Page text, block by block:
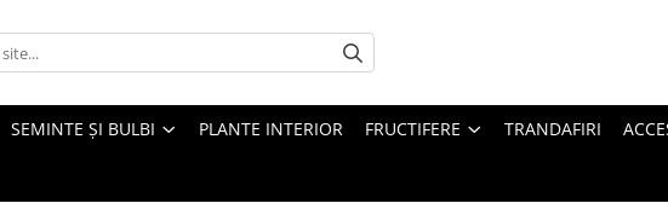
SEMINTE ȘI BULBI PLANTE INTERIOR FRUCTIFERE TRANDAFIRI